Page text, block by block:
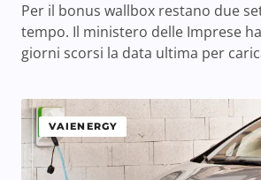
Per il bonus wallbox restano due
tempo. Il ministero delle Imprese
giorni scorsi la data ultima per
VAIENERGY